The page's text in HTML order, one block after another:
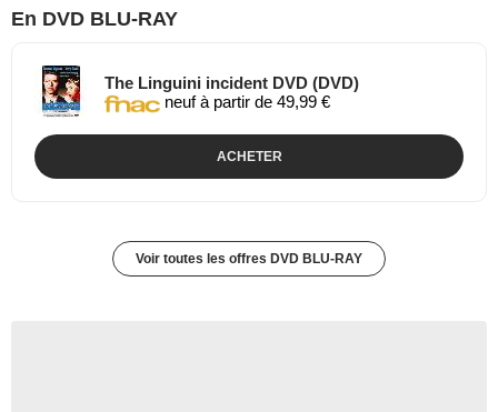
En DVD BLU-RAY
The Linguini incident DVD (DVD)
neuf à partir de 49,99 €
ACHETER
Voir toutes les offres DVD BLU-RAY